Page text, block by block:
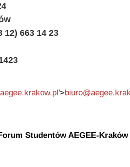
12) 663 14 23
'>
Studentów AEGEE-Kraków